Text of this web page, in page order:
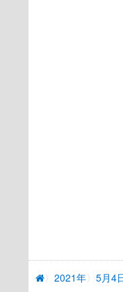
2021年 5月4